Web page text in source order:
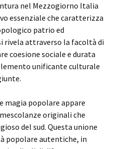
nel Mezzogiorno Italia
essenziale che caratterizza
patrio ed
rivela attraverso la facoltà di
coesione sociale e durata
unificante culturale
magia popolare appare
originali che
del sud. Questa unione
popolare autentiche, in